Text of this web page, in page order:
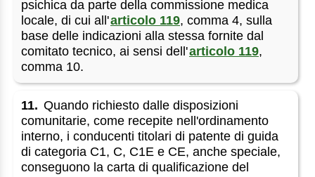
psichica da parte della commissione medica
locale, di cui all'articolo 119, comma 4, sulla
base delle indicazioni alla stessa fornite dal
comitato tecnico, ai sensi dell'articolo 119,
comma 10.
11. Quando richiesto dalle disposizioni
comunitarie, come recepite nell'ordinamento
interno, i conducenti titolari di patente di guida
di categoria C1, C, C1E e CE, anche speciale,
conseguono la carta di qualificazione del